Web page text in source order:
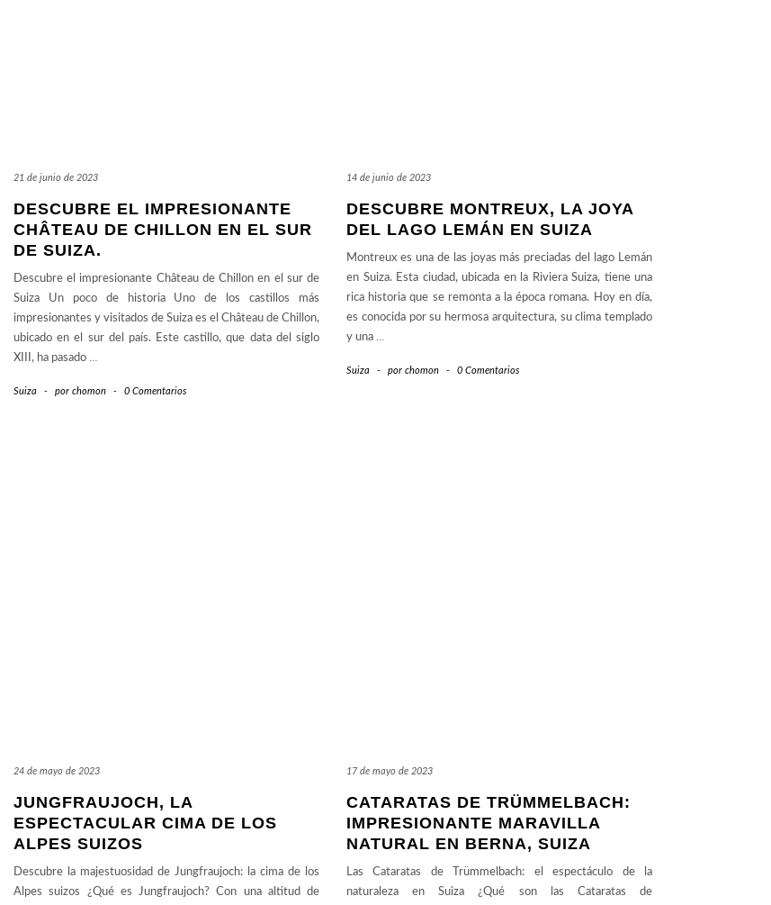
21 de junio de 2023
DESCUBRE EL IMPRESIONANTE
CHÂTEAU DE CHILLON EN EL SUR
DE SUIZA.
Descubre el impresionante Château de Chillon en el sur de
Suiza Un poco de historia Uno de los castillos más
impresionantes y visitados de Suiza es el Château de Chillon,
ubicado en el sur del país. Este castillo, que data del siglo
XIII, ha pasado …
Suiza - por chomon - 0 Comentarios
14 de junio de 2023
DESCUBRE MONTREUX, LA JOYA
DEL LAGO LEMÁN EN SUIZA
Montreux es una de las joyas más preciadas del lago Lemán
en Suiza. Esta ciudad, ubicada en la Riviera Suiza, tiene una
rica historia que se remonta a la época romana. Hoy en día,
es conocida por su hermosa arquitectura, su clima templado
y una …
Suiza - por chomon - 0 Comentarios
24 de mayo de 2023
JUNGFRAUJOCH, LA
ESPECTACULAR CIMA DE LOS
ALPES SUIZOS
Descubre la majestuosidad de Jungfraujoch: la cima de los
Alpes suizos ¿Qué es Jungfraujoch? Con una altitud de
17 de mayo de 2023
CATARATAS DE TRÜMMELBACH:
IMPRESIONANTE MARAVILLA
NATURAL EN BERNA, SUIZA
Las Cataratas de Trümmelbach: el espectáculo de la
naturaleza en Suiza ¿Qué son las Cataratas de